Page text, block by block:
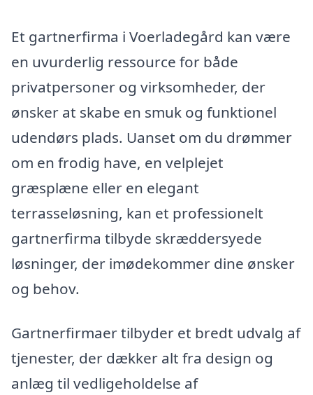
Et gartnerfirma i Voerladegård kan være
en uvurderlig ressource for både
privatpersoner og virksomheder, der
ønsker at skabe en smuk og funktionel
udendørs plads. Uanset om du drømmer
om en frodig have, en velplejet
græsplæne eller en elegant
terrasseløsning, kan et professionelt
gartnerfirma tilbyde skræddersyede
løsninger, der imødekommer dine ønsker
og behov.
Gartnerfirmaer tilbyder et bredt udvalg af
tjenester, der dækker alt fra design og
anlæg til vedligeholdelse af